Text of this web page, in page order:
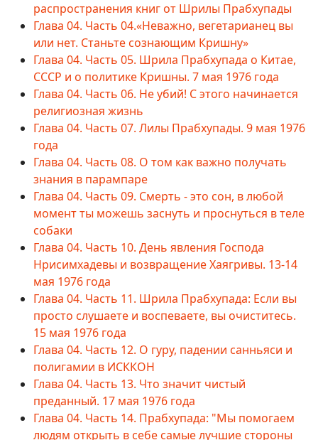
распространения книг от Шрилы Прабхупады
Глава 04. Часть 04.«Неважно, вегетарианец вы
или нет. Станьте сознающим Кришну»
Глава 04. Часть 05. Шрила Прабхупада о Китае,
СССР и о политике Кришны. 7 мая 1976 года
Глава 04. Часть 06. Не убий! С этого начинается
религиозная жизнь
Глава 04. Часть 07. Лилы Прабхупады. 9 мая 1976
года
Глава 04. Часть 08. О том как важно получать
знания в парампаре
Глава 04. Часть 09. Смерть - это сон, в любой
момент ты можешь заснуть и проснуться в теле
собаки
Глава 04. Часть 10. День явления Господа
Нрисимхадевы и возвращение Хаягривы. 13-14
мая 1976 года
Глава 04. Часть 11. Шрила Прабхупада: Если вы
просто слушаете и воспеваете, вы очиститесь.
15 мая 1976 года
Глава 04. Часть 12. О гуру, падении санньяси и
полигамии в ИСККОН
Глава 04. Часть 13. Что значит чистый
преданный. 17 мая 1976 года
Глава 04. Часть 14. Прабхупада: "Мы помогаем
людям открыть в себе самые лучшие стороны